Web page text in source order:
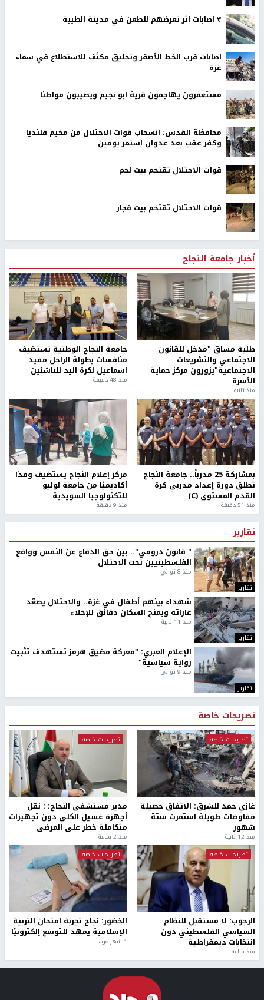
٣ اصابات اثر تعرضهم للطعن في مدينة الطيبة
اصابات قرب الخط الأصفر وتحليق مكثف للاستطلاع في سماء
غزة
مستعمرون يهاجمون قرية ابو نجيم ويصيبون مواطنا
محافظة القدس: انسحاب قوات الاحتلال من مخيم قلنديا
وكفر عقب بعد عدوان استمر يومين
قوات الاحتلال تقتحم بيت لحم
قوات الاحتلال تقتحم بيت فجار
أخبار جامعة النجاح
طلبة مساق "مدخل للقانون
الاجتماعي والتشريعات
الاجتماعية"يزورون مركز حماية
الأسرة
منذ ثانية
جامعة النجاح الوطنية تستضيف
منافسات بطولة الراحل مفيد
اسماعيل لكرة اليد للناشئين
منذ 48 دقيقة
بمشاركة 25 مدرباً.. جامعة النجاح
تطلق دورة إعداد مدربي كرة
القدم المستوى (C)
منذ 51 دقيقة
مركز إعلام النجاح يستضيف وفدًا
أكاديميًا من جامعة لوليو
للتكنولوجيا السويدية
منذ 9 دقيقة
تقارير
تقارير
" قانون درومي".. بين حق الدفاع عن النفس وواقع
الفلسطينيين تحت الاحتلال
منذ 8 ثواني
تقارير
شهداء بينهم أطفال في غزة.. والاحتلال يصعّد
غاراته ويمنح السكان دقائق للإخلاء
منذ 11 ثانية
تقارير
الإعلام العبري: "معركة مضيق هرمز تستهدف تثبيت
رواية سياسية"
منذ 9 ثواني
تصريحات خاصة
تصريحات خاصة
غازي حمد للشرق: الاتفاق حصيلة
مفاوضات طويلة استمرت ستة
شهور
منذ 12 ثانية
تصريحات خاصة
مدير مستشفى النجاح: : نقل
أجهزة غسيل الكلى دون تجهيزات
متكاملة خطر على المرضى
منذ 2 ساعة
تصريحات خاصة
الرجوب: لا مستقبل للنظام
السياسي الفلسطيني دون
انتخابات ديمقراطية
منذ ساعة
تصريحات خاصة
الخضور: نجاح تجربة امتحان التربية
الإسلامية يمهد للتوسع إلكترونيًا
1 شهر ago